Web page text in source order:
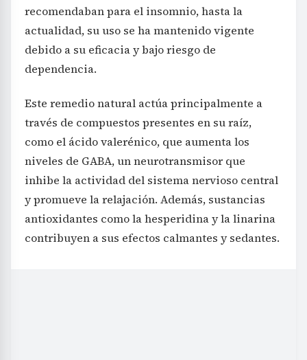
recomendaban para el insomnio, hasta la
actualidad, su uso se ha mantenido vigente
debido a su eficacia y bajo riesgo de
dependencia.
Este remedio natural actúa principalmente a
través de compuestos presentes en su raíz,
como el ácido valerénico, que aumenta los
niveles de GABA, un neurotransmisor que
inhibe la actividad del sistema nervioso central
y promueve la relajación. Además, sustancias
antioxidantes como la hesperidina y la linarina
contribuyen a sus efectos calmantes y sedantes.